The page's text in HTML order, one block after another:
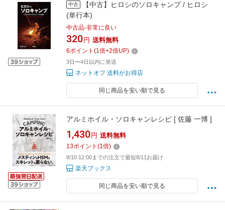
中古
【中古】ヒロシのソロキャンプ / ヒロシ
(単行本)
中古品-非常に良い
320 円 送料無料
6ポイント (1倍+2倍UP)
3日〜4日以内に発送
ネットオフ 送料がお得店
同じ商品を安い順で見る
アルミホイル・ソロキャンレシピ [ 佐藤 一博 ]
1,430 円 送料無料
13ポイント (1倍)
8/10 12:00までの注文で最短8/11お届け
楽天ブックス
同じ商品を安い順で見る